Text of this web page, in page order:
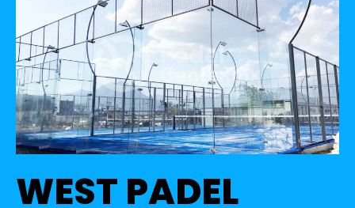
WEST PADEL